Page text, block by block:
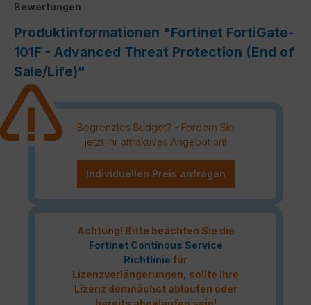
Bewertungen
Produktinformationen "Fortinet FortiGate-
101F - Advanced Threat Protection (End of
Sale/Life)"
Begrenztes Budget? - Fordern Sie
jetzt Ihr attraktives Angebot an!
Individuellen Preis anfragen
Achtung! Bitte beachten Sie die
Fortinet Continous Service
Richtlinie für
Lizenzverlängerungen, sollte Ihre
Lizenz demnächst ablaufen oder